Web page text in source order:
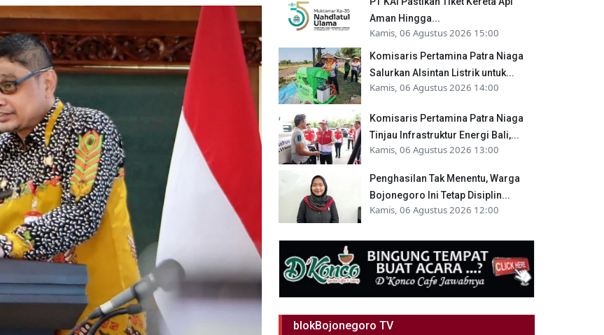
Aman Hingga...
Kamis, 06 Agustus 2026 15:00
Komisaris Pertamina Patra Niaga
Salurkan Alsintan Listrik untuk...
Kamis, 06 Agustus 2026 14:00
Komisaris Pertamina Patra Niaga
Tinjau Infrastruktur Energi Bali,...
Kamis, 06 Agustus 2026 13:00
Penghasilan Tak Menentu, Warga
Bojonegoro Ini Tetap Disiplin...
Kamis, 06 Agustus 2026 12:00
blokBojonegoro TV